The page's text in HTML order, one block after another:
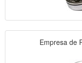
Empresa de